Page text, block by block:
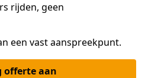
rijden, geen
een vast aanspreekpunt.
offerte aan